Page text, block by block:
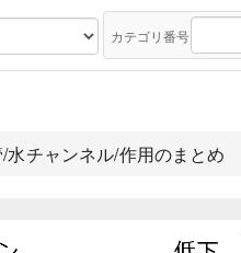
カテゴリ番号
チャンネル/作用のまとめ